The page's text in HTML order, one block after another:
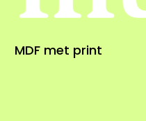
MDF met print